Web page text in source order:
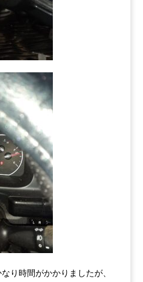
り時間がかかりましたが、